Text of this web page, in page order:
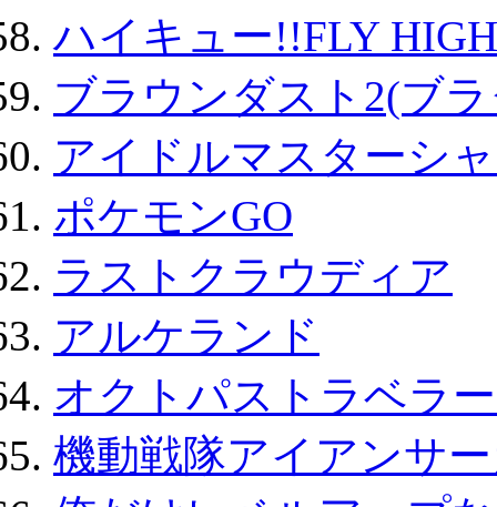
ハイキュー!!FLY HIGH
ブラウンダスト2(ブ
アイドルマスターシ
ポケモンGO
ラストクラウディア
アルケランド
オクトパストラベラ
機動戦隊アイアンサ